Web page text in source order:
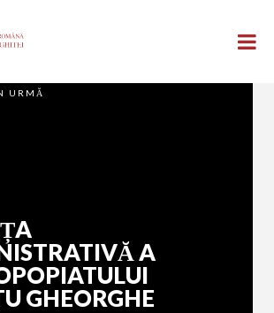
URMĂ
A
GHEORGHE